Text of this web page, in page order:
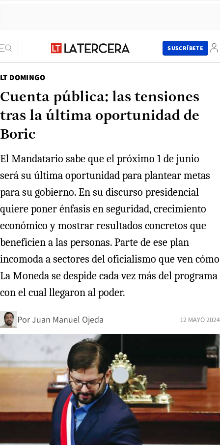
SUSCRÍBETE
LT DOMINGO
Cuenta pública: las tensiones
tras la última oportunidad de
Boric
El Mandatario sabe que el próximo 1 de junio
será su última oportunidad para plantear metas
para su gobierno. En su discurso presidencial
quiere poner énfasis en seguridad, crecimiento
económico y mostrar resultados concretos que
beneficien a las personas. Parte de ese plan
incomoda a sectores del oficialismo que ven cómo
La Moneda se despide cada vez más del programa
con el cual llegaron al poder.
PorJuan Manuel Ojeda 12 MAYO 2024